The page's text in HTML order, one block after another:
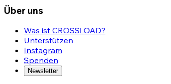
Über uns
Was ist CROSSLOAD?
Unterstützen
Instagram
Spenden
Newsletter